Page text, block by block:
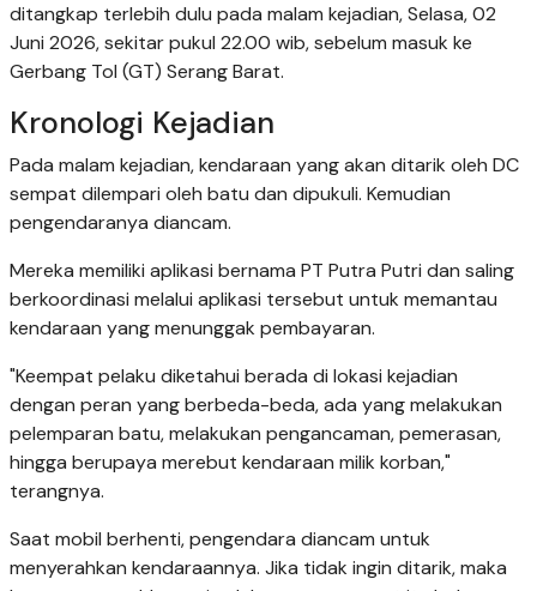
ditangkap terlebih dulu pada malam kejadian, Selasa, 02
Juni 2026, sekitar pukul 22.00 wib, sebelum masuk ke
Gerbang Tol (GT) Serang Barat.
Kronologi Kejadian
Pada malam kejadian, kendaraan yang akan ditarik oleh DC
sempat dilempari oleh batu dan dipukuli. Kemudian
pengendaranya diancam.
Mereka memiliki aplikasi bernama PT Putra Putri dan saling
berkoordinasi melalui aplikasi tersebut untuk memantau
kendaraan yang menunggak pembayaran.
"Keempat pelaku diketahui berada di lokasi kejadian
dengan peran yang berbeda-beda, ada yang melakukan
pelemparan batu, melakukan pengancaman, pemerasan,
hingga berupaya merebut kendaraan milik korban,"
terangnya.
Saat mobil berhenti, pengendara diancam untuk
menyerahkan kendaraannya. Jika tidak ingin ditarik, maka